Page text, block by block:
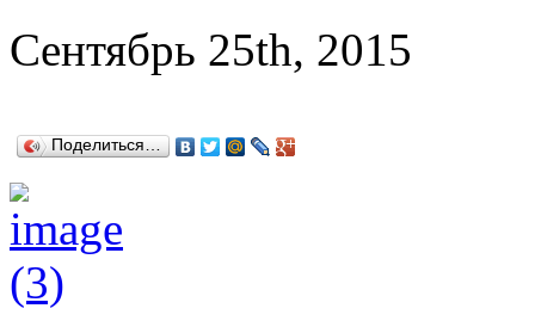
Сентябрь 25th, 2015
Поделиться…